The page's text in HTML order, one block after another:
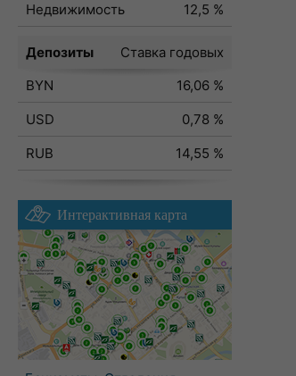
Недвижимость
12,5 %
Депозиты
Ставка годовых
BYN
16,06 %
USD
0,78 %
RUB
14,55 %
Интерактивная карта